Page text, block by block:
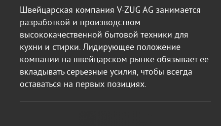
Швейцарская компания V-ZUG AG занимается
разработкой и производством
высококачественной бытовой техники для
кухни и стирки. Лидирующее положение
компании на швейцарском рынке обязывает ее
вкладывать серьезные усилия, чтобы всегда
оставаться на первых позициях.